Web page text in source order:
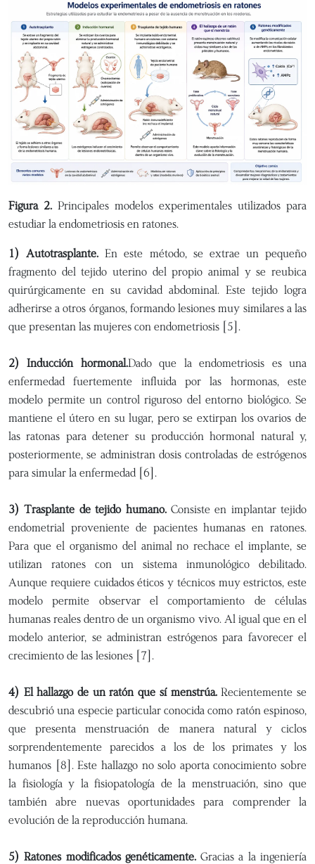
Figura 2. Principales modelos experimentales utilizados para
estudiar la endometriosis en ratones.
1) Autotrasplante. En este método, se extrae un pequeño
fragmento del tejido uterino del propio animal y se reubica
quirúrgicamente en su cavidad abdominal. Este tejido logra
adherirse a otros órganos, formando lesiones muy similares a las
que presentan las mujeres con endometriosis [5].
2) Inducción hormonal.Dado que la endometriosis es una
enfermedad fuertemente influida por las hormonas, este
modelo permite un control riguroso del entorno biológico. Se
mantiene el útero en su lugar, pero se extirpan los ovarios de
las ratonas para detener su producción hormonal natural y,
posteriormente, se administran dosis controladas de estrógenos
para simular la enfermedad [6].
3) Trasplante de tejido humano.Consiste en implantar tejido
endometrial proveniente de pacientes humanas en ratones.
Para que el organismo del animal no rechace el implante, se
utilizan ratones con un sistema inmunológico debilitado.
Aunque requiere cuidados éticos y técnicos muy estrictos, este
modelo permite observar el comportamiento de células
humanas reales dentro de un organismo vivo. Al igual que en el
modelo anterior, se administran estrógenos para favorecer el
crecimiento de las lesiones [7].
4) El hallazgo de un ratón que sí menstrúa.Recientemente se
descubrió una especie particular conocida como ratón espinoso,
que presenta menstruación de manera natural y ciclos
sorprendentemente parecidos a los de los primates y los
humanos [8]. Este hallazgo no solo aporta conocimiento sobre
la fisiología y la fisiopatología de la menstruación, sino que
también abre nuevas oportunidades para comprender la
evolución de la reproducción humana.
5) Ratones modificados genéticamente.Gracias a la ingeniería